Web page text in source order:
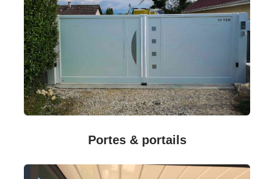
Portes & portails